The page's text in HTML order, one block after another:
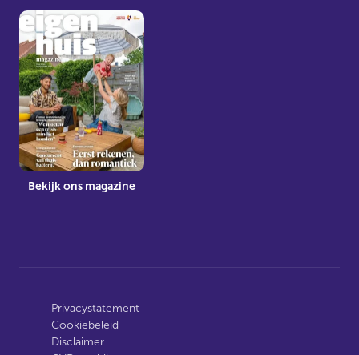
Bekijk ons magazine
Privacystatement
Cookiebeleid
Disclaimer